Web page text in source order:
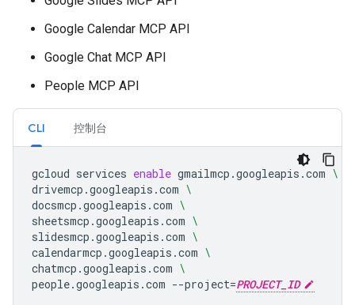
Google Calendar MCP API
Google Chat MCP API
People MCP API
CLI 控制台
gcloud services enable gmailmcp.googleapis.com \
drivemcp.googleapis.com \
docsmcp.googleapis.com \
sheetsmcp.googleapis.com \
slidesmcp.googleapis.com \
calendarmcp.googleapis.com \
chatmcp.googleapis.com \
people.googleapis.com --project=PROJECT_ID